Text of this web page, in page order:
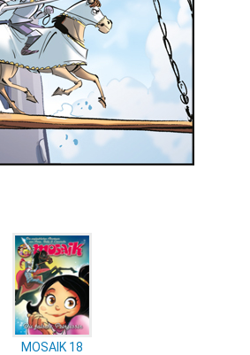
MOSAIK 18